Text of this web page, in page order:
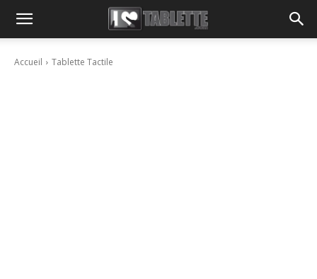
Accueil Tablette Tactile